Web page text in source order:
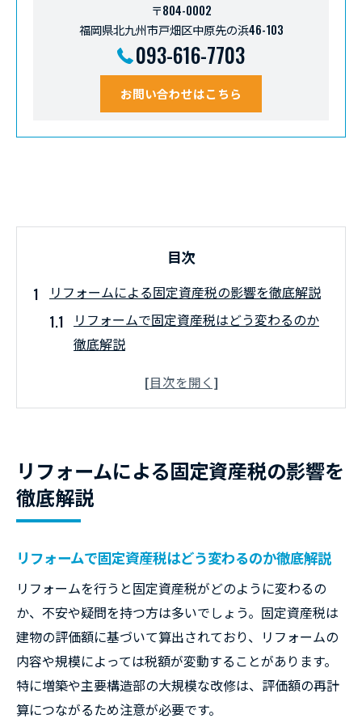
〒804-0002
福岡県北九州市戸畑区中原先の浜46-103
093-616-7703
お問い合わせはこちら
目次
リフォームによる固定資産税の影響を徹底解説
リフォームで固定資産税はどう変わるのか
徹底解説
リフォームによる固定資産税評価額の再評
フルリフォームでも固定資産税は変わらな
い場合とは
リフォーム固定資産税が上がる工事と上が
らない工事の違い
工事範囲が変わるリフォームの固定資産税判断
法
工事範囲ごとのリフォーム固定資産税の判
断ポイント
増築や用途変更リフォーム時の固定資産税
評価の基準
リフォームによる固定資産税の影響を
徹底解説
リフォームで固定資産税はどう変わるのか徹底解説
リフォームを行うと固定資産税がどのように変わるの
か、不安や疑問を持つ方は多いでしょう。固定資産税は
建物の評価額に基づいて算出されており、リフォームの
内容や規模によっては税額が変動することがあります。
特に増築や主要構造部の大規模な改修は、評価額の再計
算につながるため注意が必要です。